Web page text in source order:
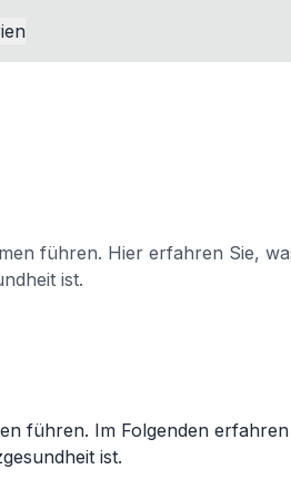
führen. Hier erfahren Sie,
ist.
führen. Im Folgenden erfahren
ist.